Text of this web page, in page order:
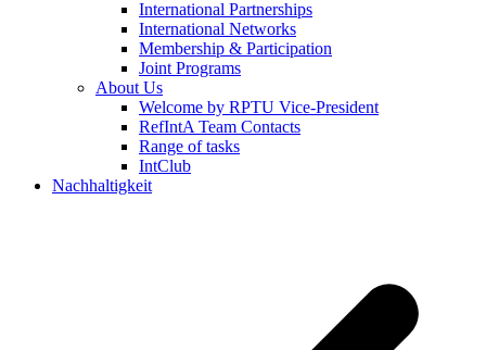
International Partnerships
International Networks
Membership & Participation
Joint Programs
About Us
Welcome by RPTU Vice-President
RefIntA Team Contacts
Range of tasks
IntClub
Nachhaltigkeit